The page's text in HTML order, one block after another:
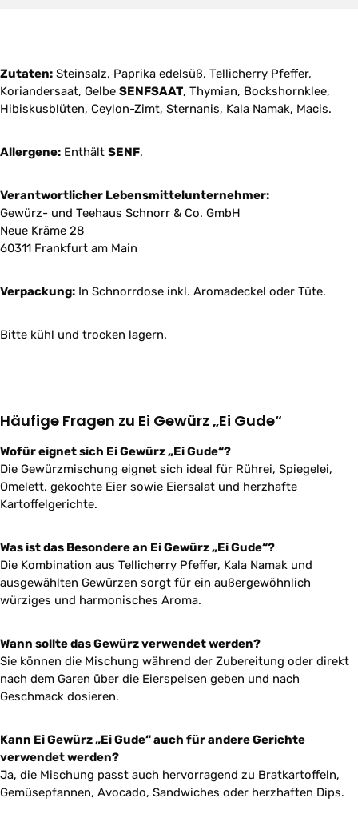
Zutaten: Steinsalz, Paprika edelsüß, Tellicherry Pfeffer,
Koriandersaat, Gelbe SENFSAAT, Thymian, Bockshornklee,
Hibiskusblüten, Ceylon-Zimt, Sternanis, Kala Namak, Macis.
Allergene: Enthält SENF.
Verantwortlicher Lebensmittelunternehmer:
Gewürz- und Teehaus Schnorr & Co. GmbH
Neue Kräme 28
60311 Frankfurt am Main
Verpackung: In Schnorrdose inkl. Aromadeckel oder Tüte.
Bitte kühl und trocken lagern.
Häufige Fragen zu Ei Gewürz „Ei Gude“
Wofür eignet sich Ei Gewürz „Ei Gude“?
Die Gewürzmischung eignet sich ideal für Rührei, Spiegelei,
Omelett, gekochte Eier sowie Eiersalat und herzhafte
Kartoffelgerichte.
Was ist das Besondere an Ei Gewürz „Ei Gude“?
Die Kombination aus Tellicherry Pfeffer, Kala Namak und
ausgewählten Gewürzen sorgt für ein außergewöhnlich
würziges und harmonisches Aroma.
Wann sollte das Gewürz verwendet werden?
Sie können die Mischung während der Zubereitung oder direkt
nach dem Garen über die Eierspeisen geben und nach
Geschmack dosieren.
Kann Ei Gewürz „Ei Gude“ auch für andere Gerichte
verwendet werden?
Ja, die Mischung passt auch hervorragend zu Bratkartoffeln,
Gemüsepfannen, Avocado, Sandwiches oder herzhaften Dips.